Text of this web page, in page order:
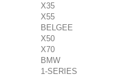
X35
X55
BELGEE
X50
X70
BMW
1-SERIES